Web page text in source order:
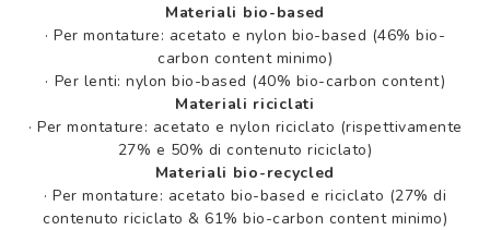
Materiali bio-based
· Per montature: acetato e nylon bio-based (46% bio-
carbon content minimo)
· Per lenti: nylon bio-based (40% bio-carbon content)
Materiali riciclati
· Per montature: acetato e nylon riciclato (rispettivamente
27% e 50% di contenuto riciclato)
Materiali bio-recycled
· Per montature: acetato bio-based e riciclato (27% di
contenuto riciclato & 61% bio-carbon content minimo)